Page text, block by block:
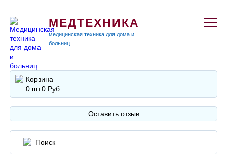
МЕДТЕХНИКА
медицинская техника для дома и
больниц
Корзина
0 шт.0 Руб.
Оставить отзыв